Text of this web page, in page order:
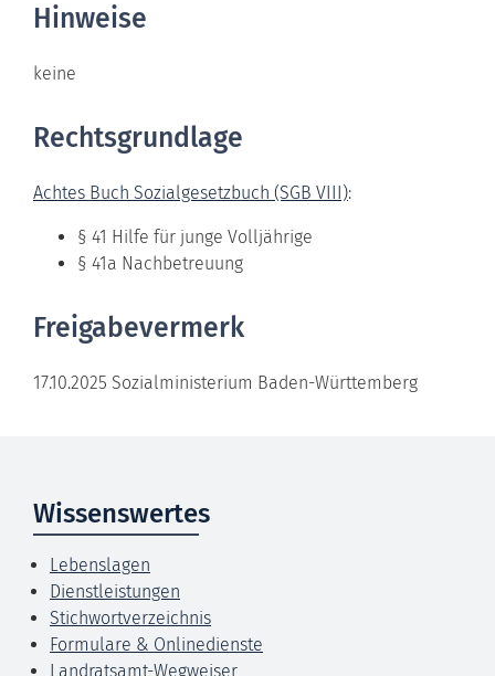
Hinweise
keine
Rechtsgrundlage
Achtes Buch Sozialgesetzbuch (SGB VIII):
§ 41 Hilfe für junge Volljährige
§ 41a Nachbetreuung
Freigabevermerk
17.10.2025 Sozialministerium Baden-Württemberg
Wissenswertes
Lebenslagen
Dienstleistungen
Stichwortverzeichnis
Formulare & Onlinedienste
Landratsamt-Wegweiser